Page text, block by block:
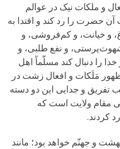
و ملکات نیک در عوالم
حضرت را رد کند و اقتدا به
و خیانت، و کم‌فروشى، و
و نفع طلبى، و
را دنبال کند مسلّماً اهل
مَلَکات و افعال زشت در
تفریق و جدایى این دو دسته
مقام ولایت است که
کردند.
و جهنّم خواهد بود؛ مانند